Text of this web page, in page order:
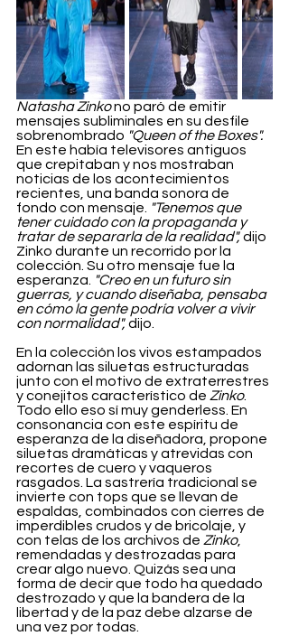
Natasha Zinko no paró de emitir
mensajes subliminales en su desfile
sobrenombrado "Queen of the Boxes".
En este había televisores antiguos
que crepitaban y nos mostraban
noticias de los acontecimientos
recientes, una banda sonora de
fondo con mensaje.
"Tenemos que
tener cuidado con la propaganda y
tratar de separarla de la realidad", dijo
Zinko durante un recorrido por la
colección. Su otro mensaje fue la
esperanza.
"Creo en un futuro sin
guerras, y cuando diseñaba, pensaba
en cómo la gente podría volver a vivir
con normalidad", dijo.
En la colección los vivos estampados
adornan las siluetas estructuradas
junto con el motivo de extraterrestres
y conejitos característico de Zinko.
Todo ello eso sí muy genderless. En
consonancia con este espíritu de
esperanza de la diseñadora, propone
siluetas dramáticas y atrevidas con
recortes de cuero y vaqueros
rasgados. La sastrería tradicional se
invierte con tops que se llevan de
espaldas, combinados con cierres de
imperdibles crudos y de bricolaje, y
con telas de los archivos de Zinko,
remendadas y destrozadas para
crear algo nuevo. Quizás sea una
forma de decir que todo ha quedado
destrozado y que la bandera de la
libertad y de la paz debe alzarse de
una vez por todas.